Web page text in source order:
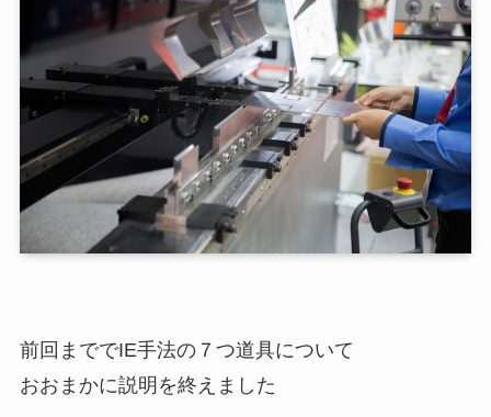
前回まででIE手法の７つ道具について
おおまかに説明を終えました